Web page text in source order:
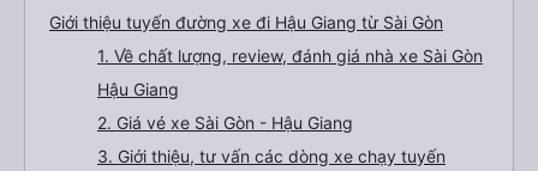
Giới thiệu tuyến đường xe đi Hậu Giang từ Sài Gòn
1. Về chất lượng, review, đánh giá nhà xe Sài Gòn
Hậu Giang
2. Giá vé xe Sài Gòn - Hậu Giang
3. Giới thiệu, tư vấn các dòng xe chạy tuyến